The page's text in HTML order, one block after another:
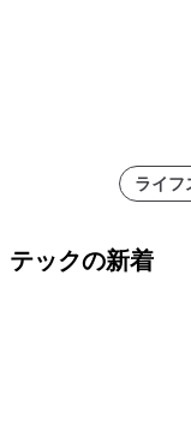
ライフ
テックの新着